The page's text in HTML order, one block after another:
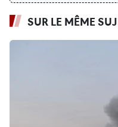
SUR LE MÊME